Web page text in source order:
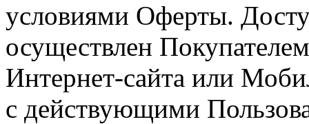
условиями Оферты.
осуществлен
Интернет-сайта или
с действующими